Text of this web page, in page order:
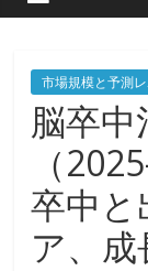
プ
市場規模と予測
脳卒
（
卒中と
ア、